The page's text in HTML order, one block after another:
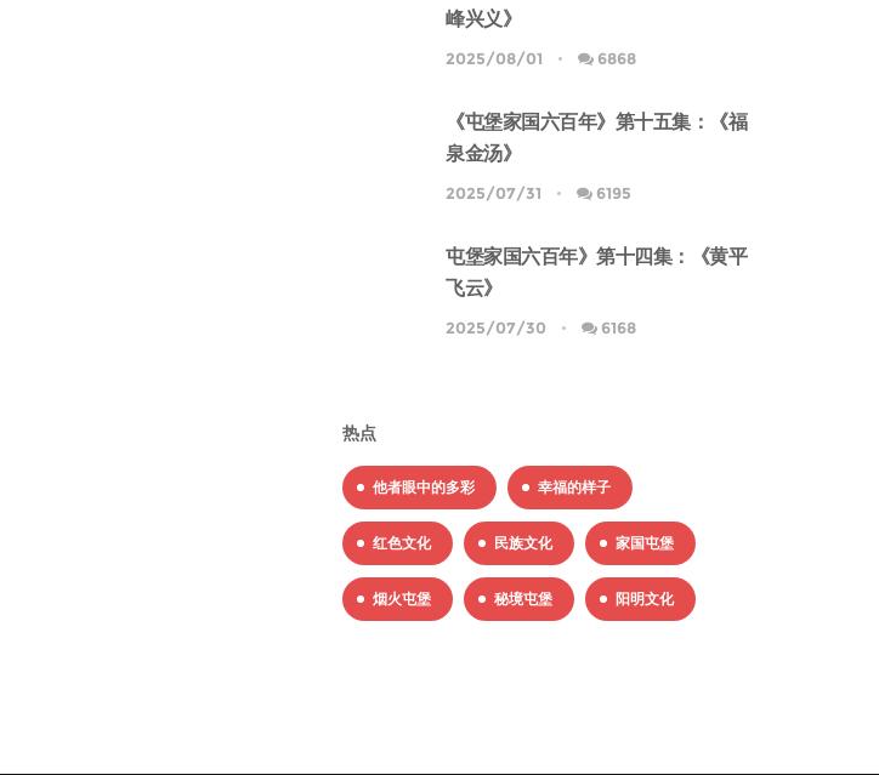
峰兴义》
2025/08/01 6868
《屯堡家国六百年》第十五集：《福
泉金汤》
2025/07/31 6195
屯堡家国六百年》第十四集：《黄平
飞云》
2025/07/30 6168
热点
他者眼中的多彩 幸福的样子
红色文化 民族文化 家国屯堡
烟火屯堡 秘境屯堡 阳明文化